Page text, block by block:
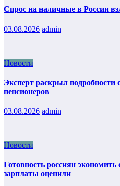
Спрос на наличные в России
03.08.2026 admin
Новости
Эксперт раскрыл подробности
пенсионеров
03.08.2026 admin
Новости
Готовность россиян экономить
зарплаты оценили